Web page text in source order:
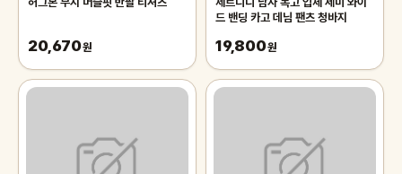
20,670원
드 밴딩 카고 데님 팬츠 청바지
19,800원